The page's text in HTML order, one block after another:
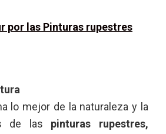
por las Pinturas rupestres
lo mejor de la naturaleza y la
de las pinturas rupestres,